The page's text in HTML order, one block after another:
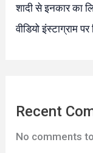
शादी से इनकार का
वीडियो इंस्टाग्राम
Recent
No comments